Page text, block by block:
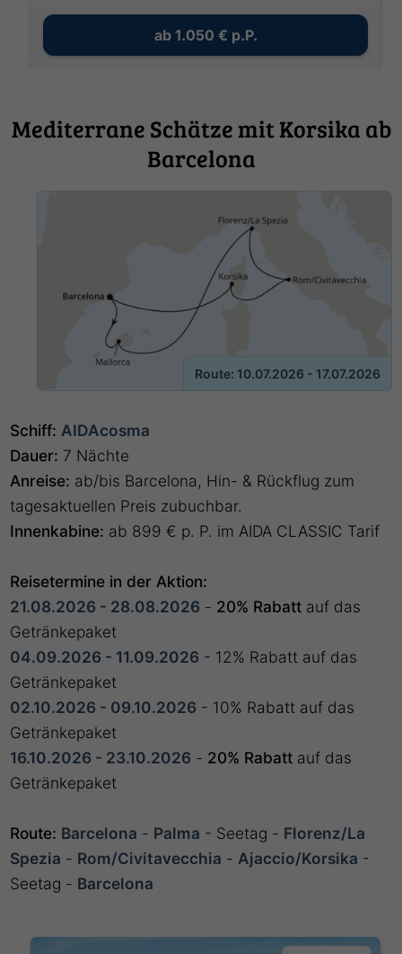
ab 1.050 € p.P.
Mediterrane Schätze mit Korsika ab
Barcelona
Route: 10.07.2026 - 17.07.2026
Schiff: AIDAcosma
Dauer: 7 Nächte
Anreise: ab/bis Barcelona, Hin- & Rückflug zum
tagesaktuellen Preis zubuchbar.
Innenkabine: ab 899 € p. P. im AIDA CLASSIC Tarif
Reisetermine in der Aktion:
21.08.2026 - 28.08.2026 - 20% Rabatt auf das
Getränkepaket
04.09.2026 - 11.09.2026 - 12% Rabatt auf das
Getränkepaket
02.10.2026 - 09.10.2026 - 10% Rabatt auf das
Getränkepaket
16.10.2026 - 23.10.2026 - 20% Rabatt auf das
Getränkepaket
Route: Barcelona - Palma - Seetag - Florenz/La
Spezia - Rom/Civitavecchia - Ajaccio/Korsika -
Seetag - Barcelona